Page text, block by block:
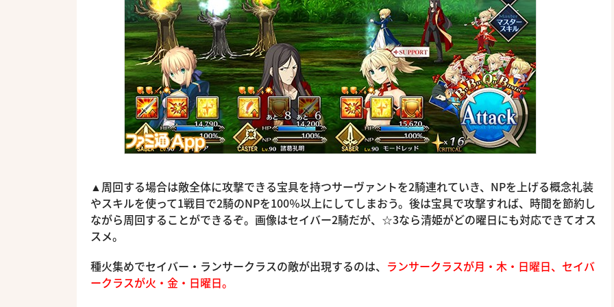
▲周回する場合は敵全体に攻撃できる宝具を持つサーヴァントを2騎連れていき、NPを上げる概念礼装
やスキルを使って1戦目で2騎のNPを100％以上にしてしまおう。後は宝具で攻撃すれば、時間を節約し
ながら周回することができるぞ。画像はセイバー2騎だが、☆3なら清姫がどの曜日にも対応できてオス
スメ。
種火集めでセイバー・ランサークラスの敵が出現するのは、 ランサークラスが月・木・日曜日、セイバ
ークラスが火・金・日曜日。